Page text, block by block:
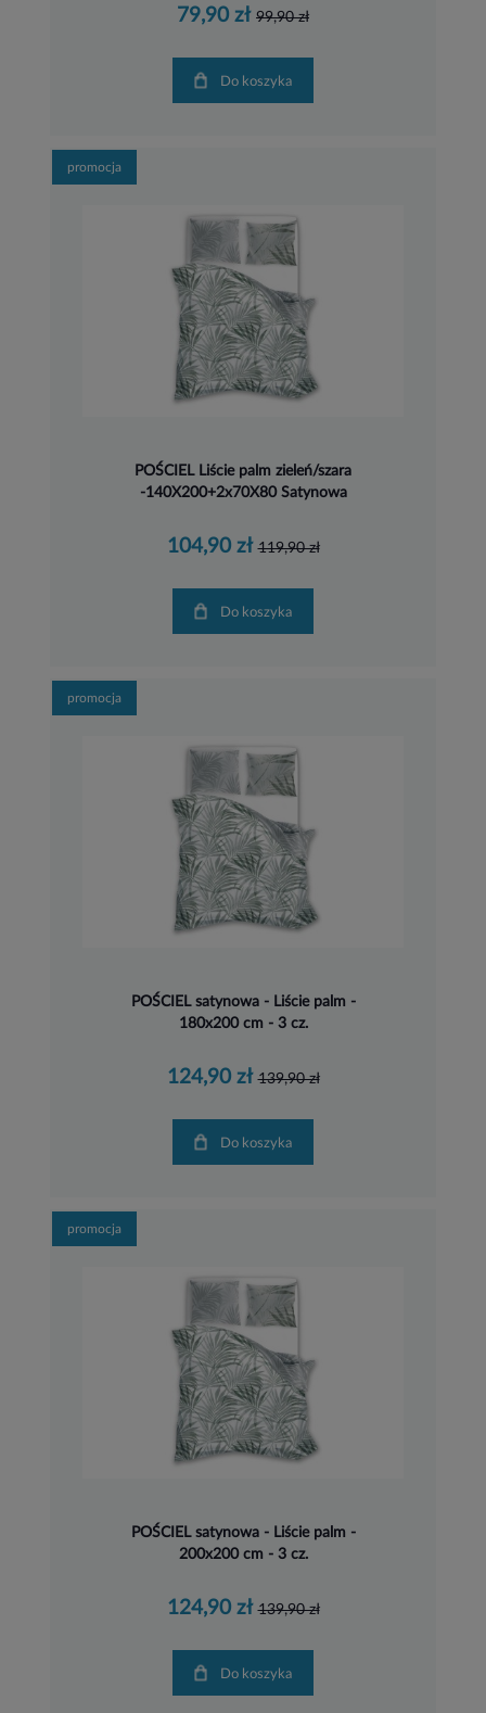
79,90 zł 99,90 zł
Do koszyka
POŚCIEL Liście palm zieleń/szara
-140X200+2x70X80 Satynowa
104,90 zł 119,90 zł
Do koszyka
promocja
POŚCIEL satynowa - Liście palm -
180x200 cm - 3 cz.
124,90 zł 139,90 zł
Do koszyka
promocja
POŚCIEL satynowa - Liście palm -
200x200 cm - 3 cz.
124,90 zł 139,90 zł
Do koszyka
promocja